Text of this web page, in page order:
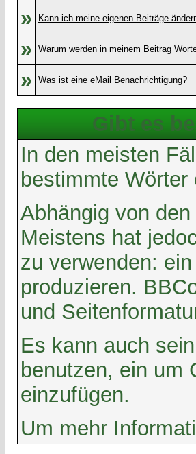
» Kann ich meine eigenen Beiträge
» Warum werden in meinem Beitrag
» Was ist eine eMail Benachrichtigung?
Gibt es
In den meisten
bestimmte
Abhängig von
Meistens hat
zu verwenden:
produzieren.
und
Es kann auch
benutzen, ein um
einzufügen.
Um mehr